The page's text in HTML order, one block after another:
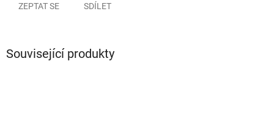
ZEPTAT SE SDÍLET
Související produkty